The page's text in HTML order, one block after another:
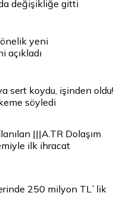
değişikliğe gitti
yeni
açıkladı
sert koydu, işinden oldu!
söyledi
|||A.TR Dolaşım
ilk ihracat
250 milyon TL`lik